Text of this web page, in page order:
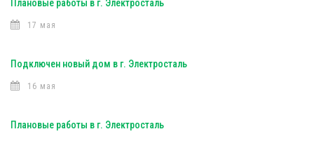
Плановые работы в г. Электросталь
17 мая
Подключен новый дом в г. Электросталь
16 мая
Плановые работы в г. Электросталь